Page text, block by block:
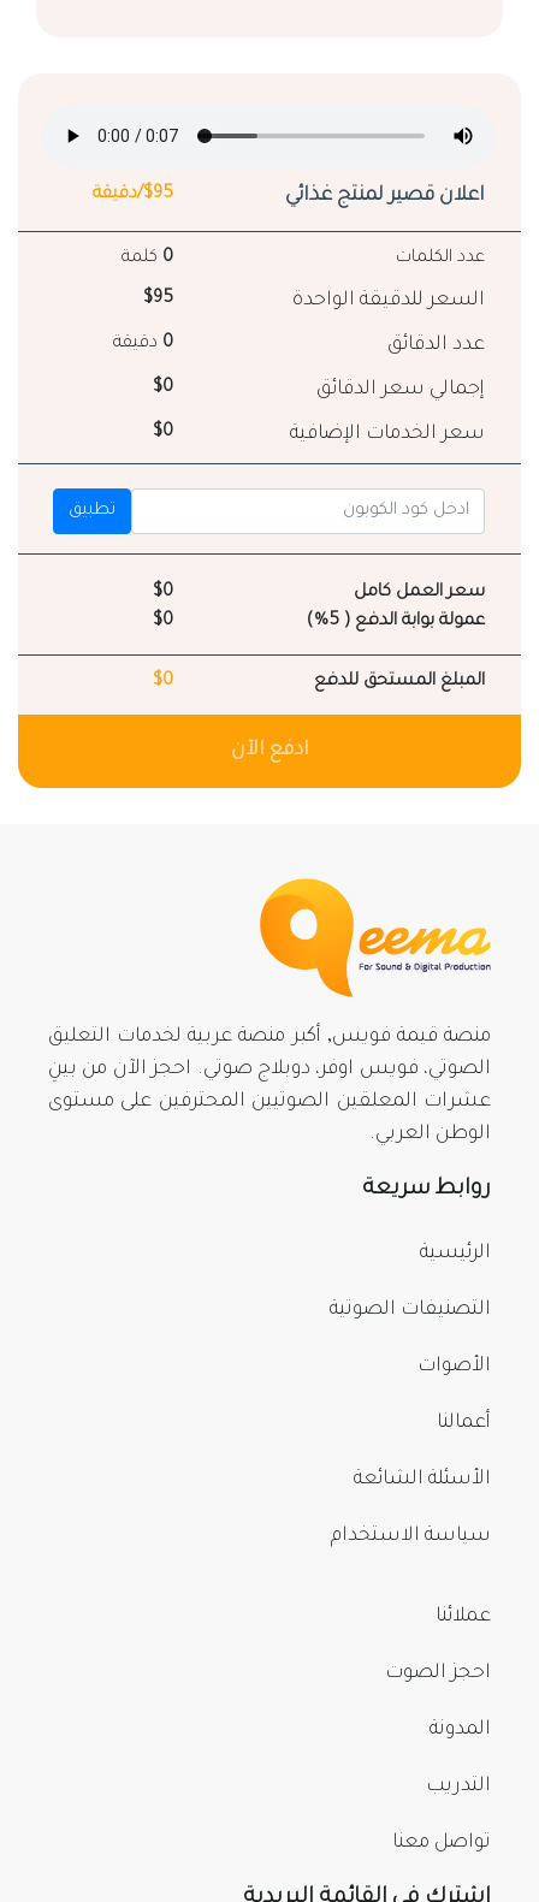
اعلان قصير لمنتج غذائي $95/دقيقة
عدد الكلمات 0 كلمة
السعر للدقيقة الواحدة $95
عدد الدقائق 0 دقيقة
إجمالي سعر الدقائق $0
سعر الخدمات الإضافية $0
تطبيق
سعر العمل كامل
$0
عمولة بوابة الدفع ( 5%)
$0
المبلغ المستحق للدفع $0
ادفع الآن
منصة قيمة فويس, أكبر منصة عربية لخدمات التعليق
الصوتي، فويس اوفر، دوبلاج صوتي. احجز الآن من بينِ
عشرات المعلقين الصوتيين المحترفين على مستوى
الوطن العربي.
روابط سريعة
الرئيسية
التصنيفات الصوتية
الأصوات
أعمالنا
الأسئلة الشائعة
سياسة الاستخدام
عملائنا
احجز الصوت
المدونة
التدريب
تواصل معنا